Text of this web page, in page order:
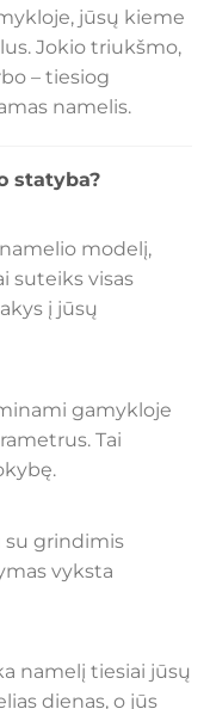
jūsų kieme
Jokio triukšmo,
– tiesiog
namelis.
statyba?
modelį,
suteiks visas
į jūsų
gamykloje
Tai
su grindimis
vyksta
namelį tiesiai jūsų
dienas, o jūs